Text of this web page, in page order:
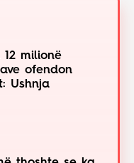
milionë
ofendon
Ushnja